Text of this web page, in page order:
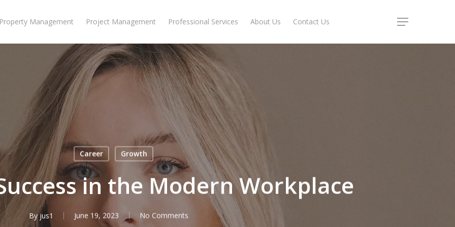
Property Management Project Management Professional Services About Us Contact Us Menu
Career Growth
in the Modern Workplace
By jus1 June 19, 2023 No Comments